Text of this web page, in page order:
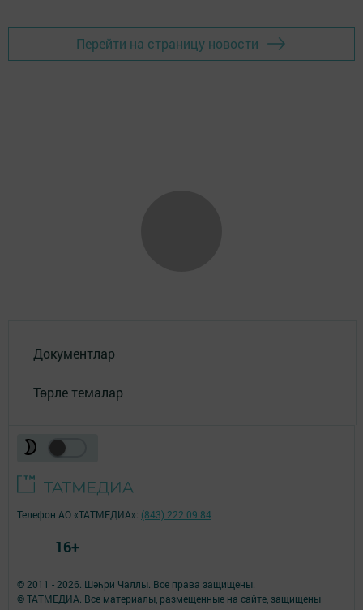
Перейти на страницу новости
Документлар
Төрле темалар
© 2011 - 2026. Шәһри Чаллы. Все права защищены.
© ТАТМЕДИА. Все материалы, размещенные на сайте, защищены
Телефон АО «ТАТМЕДИА»: (843) 222 09 84
16+